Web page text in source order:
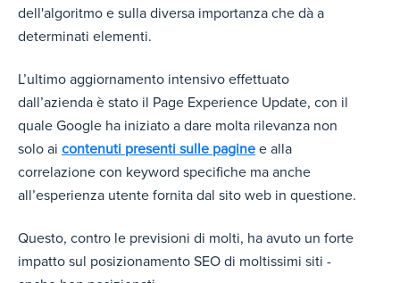
dell'algoritmo e sulla diversa importanza che dà a
determinati elementi.
L’ultimo aggiornamento intensivo effettuato
dall’azienda è stato il Page Experience Update, con il
quale Google ha iniziato a dare molta rilevanza non
solo ai contenuti presenti sulle pagine e alla
correlazione con keyword specifiche ma anche
all’esperienza utente fornita dal sito web in questione.
Questo, contro le previsioni di molti, ha avuto un forte
impatto sul posizionamento SEO di moltissimi siti -